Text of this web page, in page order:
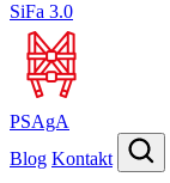
SiFa 3.0
PSAgA
Blog Kontakt